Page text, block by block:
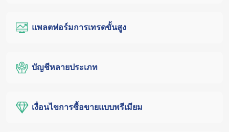
แพลตฟอร์มการเทรดขั้นสูง
บัญชีหลายประเภท
เงื่อนไขการซื้อขายแบบพรีเมียม